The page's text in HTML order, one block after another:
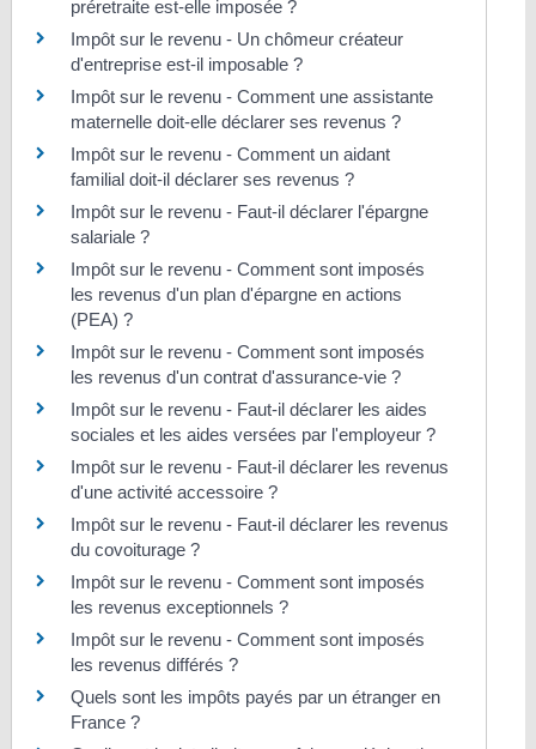
préretraite est-elle imposée ?
Impôt sur le revenu - Un chômeur créateur
d'entreprise est-il imposable ?
Impôt sur le revenu - Comment une assistante
maternelle doit-elle déclarer ses revenus ?
Impôt sur le revenu - Comment un aidant
familial doit-il déclarer ses revenus ?
Impôt sur le revenu - Faut-il déclarer l'épargne
salariale ?
Impôt sur le revenu - Comment sont imposés
les revenus d'un plan d'épargne en actions
(PEA) ?
Impôt sur le revenu - Comment sont imposés
les revenus d'un contrat d'assurance-vie ?
Impôt sur le revenu - Faut-il déclarer les aides
sociales et les aides versées par l'employeur ?
Impôt sur le revenu - Faut-il déclarer les revenus
d'une activité accessoire ?
Impôt sur le revenu - Faut-il déclarer les revenus
du covoiturage ?
Impôt sur le revenu - Comment sont imposés
les revenus exceptionnels ?
Impôt sur le revenu - Comment sont imposés
les revenus différés ?
Quels sont les impôts payés par un étranger en
France ?